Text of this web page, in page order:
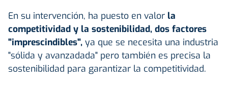
En su intervención, ha puesto en valor la
competitividad y la sostenibilidad, dos factores
"imprescindibles", ya que se necesita una industria
"sólida y avanzadada" pero también es precisa la
sostenibilidad para garantizar la competitividad.